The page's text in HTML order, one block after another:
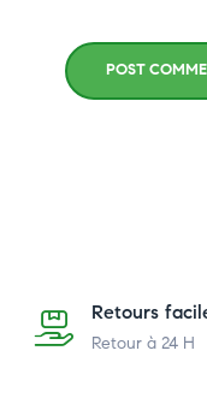
POST
Retours
Retour à 24 H